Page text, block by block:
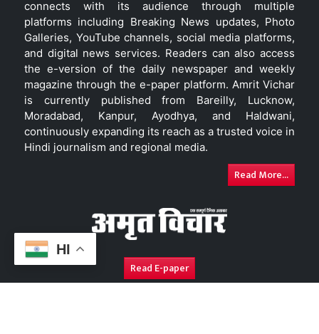
HI
connects with its audience through multiple
platforms including Breaking News updates, Photo
Galleries, YouTube channels, social media platforms,
and digital news services. Readers can also access
the e-version of the daily newspaper and weekly
magazine through the e-paper platform. Amrit Vichar
is currently published from Bareilly, Lucknow,
Moradabad, Kanpur, Ayodhya, and Haldwani,
continuously expanding its reach as a trusted voice in
Hindi journalism and regional media.
Read More...
Read E-paper